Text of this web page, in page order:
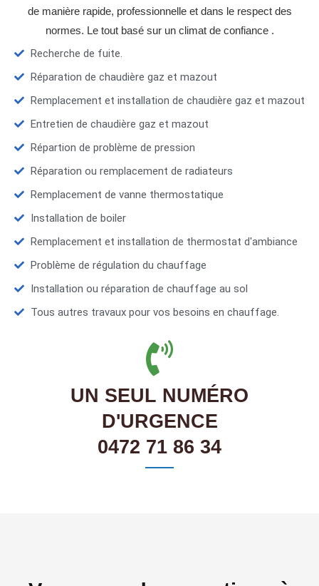
de manière rapide, professionnelle et dans le respect des
normes. Le tout basé sur un climat de confiance .
Recherche de fuite.
Réparation de chaudière gaz et mazout
Remplacement et installation de chaudière gaz et mazout
Entretien de chaudière gaz et mazout
Répartion de problème de pression
Réparation ou remplacement de radiateurs
Remplacement de vanne thermostatique
Installation de boiler
Remplacement et installation de thermostat d'ambiance
Problème de régulation du chauffage
Installation ou réparation de chauffage au sol
Tous autres travaux pour vos besoins en chauffage.
UN SEUL NUMÉRO
D'URGENCE
0472 71 86 34